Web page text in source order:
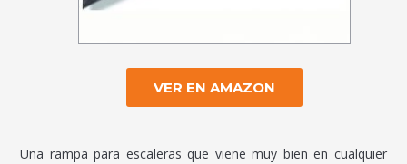
VER EN AMAZON
Una rampa para escaleras que viene muy bien en cualquier